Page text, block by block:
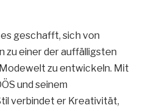
geschafft, sich von
zu einer der auffälligsten
zu entwickeln. Mit
und seinem
verbindet er Kreativität,